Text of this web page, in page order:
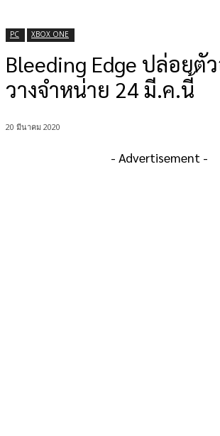
PC XBOX ONE
Bleeding Edge ปล่อยตั
วางจำหน่าย 24 มี.ค.นี้
20 มีนาคม 2020
- Advertisement -